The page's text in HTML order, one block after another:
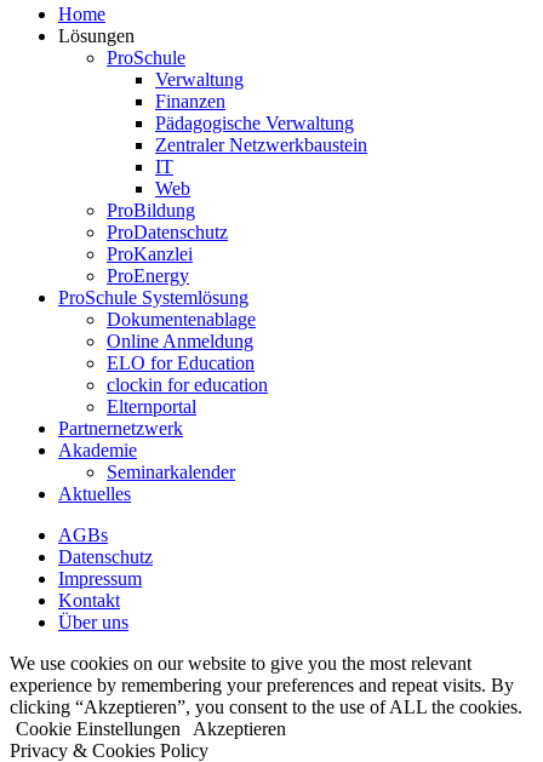
Close
Menu
Home
Lösungen
ProSchule
Verwaltung
Finanzen
Pädagogische Verwaltung
Zentraler Netzwerkbaustein
IT
Web
ProBildung
ProDatenschutz
ProKanzlei
ProEnergy
ProSchule Systemlösung
Dokumentenablage
Online Anmeldung
ELO for Education
clockin for education
Elternportal
Partnernetzwerk
Akademie
Seminarkalender
Aktuelles
AGBs
Datenschutz
Impressum
Kontakt
Über uns
We use cookies on our website to give you the most relevant
experience by remembering your preferences and repeat visits. By
clicking “Akzeptieren”, you consent to the use of ALL the cookies.
Cookie Einstellungen
Akzeptieren
Privacy & Cookies Policy